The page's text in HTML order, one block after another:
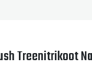
Treenitrikoot